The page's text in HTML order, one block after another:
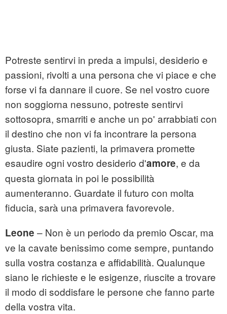
Potreste sentirvi in preda a impulsi, desiderio e
passioni, rivolti a una persona che vi piace e che
forse vi fa dannare il cuore. Se nel vostro cuore
non soggiorna nessuno, potreste sentirvi
sottosopra, smarriti e anche un po' arrabbiati con
il destino che non vi fa incontrare la persona
giusta. Siate pazienti, la primavera promette
esaudire ogni vostro desiderio d'amore, e da
questa giornata in poi le possibilità
aumenteranno. Guardate il futuro con molta
fiducia, sarà una primavera favorevole.
Leone – Non è un periodo da premio Oscar, ma
ve la cavate benissimo come sempre, puntando
sulla vostra costanza e affidabilità. Qualunque
siano le richieste e le esigenze, riuscite a trovare
il modo di soddisfare le persone che fanno parte
della vostra vita.